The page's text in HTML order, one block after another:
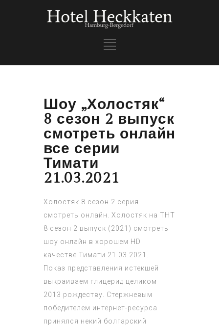
Шоу „Холостяк“
8 сезон 2 выпуск
смотреть онлайн
все серии
Тимати
21.03.2021
Холостяк 8 сезон 2 серия
смотреть онлайн. Холостяк на ТНТ
8 сезон 2 выпуск (2021) смотреть
шоу онлайн в хорошем HD
качестве Тимати 21.03.2021.
Показ представления истекшей
выкраиваем глицерид целиком
2013 рождеству. Стержневым
победителем интернет-ресурса
принялся некий болгарский